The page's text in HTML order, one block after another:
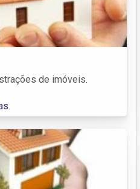
de imóveis.